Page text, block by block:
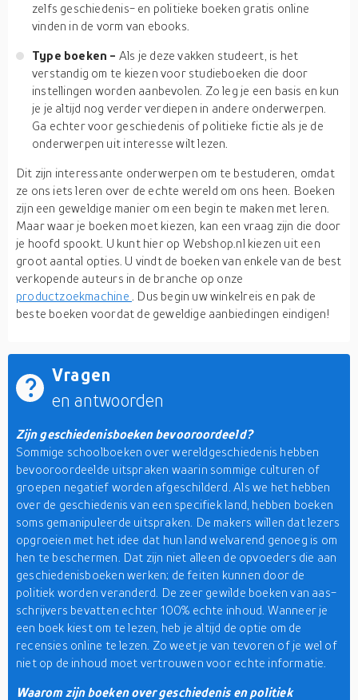
zelfs geschiedenis- en politieke boeken gratis online
vinden in de vorm van ebooks.
Type boeken - Als je deze vakken studeert, is het
verstandig om te kiezen voor studieboeken die door
instellingen worden aanbevolen. Zo leg je een basis en kun
je je altijd nog verder verdiepen in andere onderwerpen.
Ga echter voor geschiedenis of politieke fictie als je de
onderwerpen uit interesse wilt lezen.
Dit zijn interessante onderwerpen om te bestuderen, omdat
ze ons iets leren over de echte wereld om ons heen. Boeken
zijn een geweldige manier om een begin te maken met leren.
Maar waar je boeken moet kiezen, kan een vraag zijn die door
je hoofd spookt. U kunt hier op Webshop.nl kiezen uit een
groot aantal opties. U vindt de boeken van enkele van de best
verkopende auteurs in de branche op onze
productzoekmachine
. Dus begin uw winkelreis en pak de
beste boeken voordat de geweldige aanbiedingen eindigen!
Vragen
en antwoorden
Zijn geschiedenisboeken bevooroordeeld?
Sommige schoolboeken over wereldgeschiedenis hebben
bevooroordeelde uitspraken waarin sommige culturen of
groepen negatief worden afgeschilderd. Als we het hebben
over de geschiedenis van een specifiek land, hebben boeken
soms gemanipuleerde uitspraken. De makers willen dat lezers
opgroeien met het idee dat hun land welvarend genoeg is om
hen te beschermen. Dat zijn niet alleen de opvoeders die aan
geschiedenisboeken werken; de feiten kunnen door de
politiek worden veranderd. De zeer gewilde boeken van aas-
schrijvers bevatten echter 100% echte inhoud. Wanneer je
een boek kiest om te lezen, heb je altijd de optie om de
recensies online te lezen. Zo weet je van tevoren of je wel of
niet op de inhoud moet vertrouwen voor echte informatie.
Waarom zijn boeken over geschiedenis en politiek